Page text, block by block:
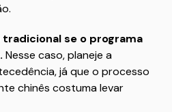
se o programa
Nesse caso, planeje a
já que o processo
chinês costuma levar